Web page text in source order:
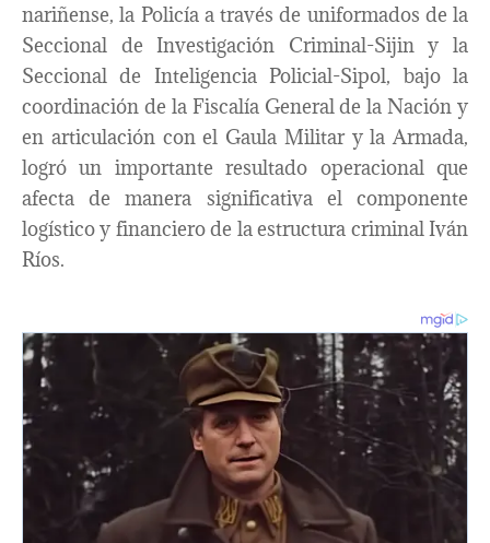
nariñense, la Policía a través de uniformados de la
Seccional de Investigación Criminal-Sijin y la
Seccional de Inteligencia Policial-Sipol, bajo la
coordinación de la Fiscalía General de la Nación y
en articulación con el Gaula Militar y la Armada,
logró un importante resultado operacional que
afecta de manera significativa el componente
logístico y financiero de la estructura criminal Iván
Ríos.